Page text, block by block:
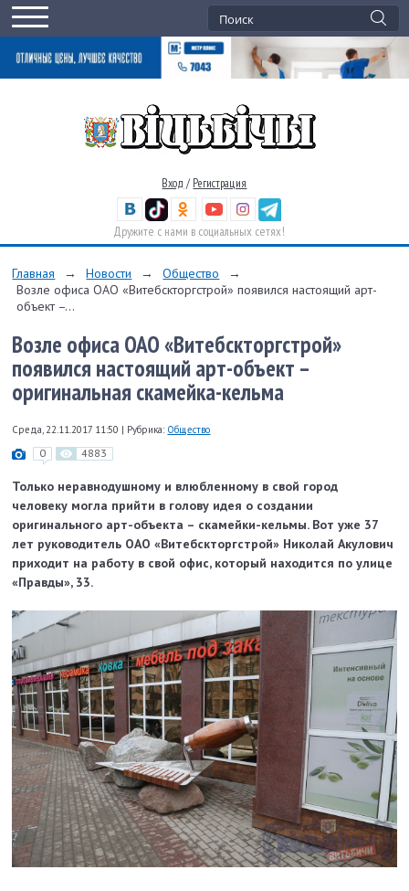
Вход / Регистрация
Дружите с нами в социальных сетях!
Главная → Новости → Общество
→
Возле офиса ОАО «Витебскторгстрой» появился настоящий арт-
объект –...
Возле офиса ОАО «Витебскторгстрой»
появился настоящий арт-объект –
оригинальная скамейка-кельма
Среда, 22.11.2017 11:50 | Рубрика: Общество
0 4883
Только неравнодушному и влюбленному в свой город
человеку могла прийти в голову идея о создании
оригинального арт-объекта – скамейки-кельмы. Вот уже 37
лет руководитель ОАО «Витебскторгстрой» Николай Акулович
приходит на работу в свой офис, который находится по улице
«Правды», 33.